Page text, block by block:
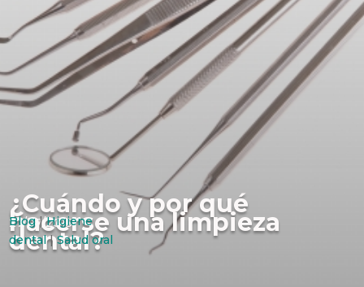
¿Cuándo y por qué
hacerse una limpieza
dental?
27/07/2015
Blog|Higiene
dental|Salud oral